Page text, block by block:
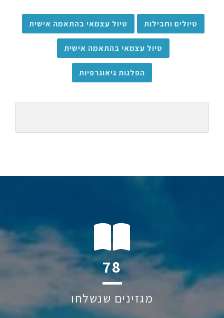
טיולים וחבילות טיול עצמאי בהתאמה אישית
טיול עצמאי בהתאמה אישית
הפלגות גיאוגרפיות
118
מגזינים שנשלחו